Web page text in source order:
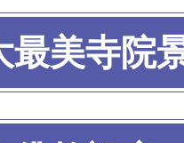
最美寺院